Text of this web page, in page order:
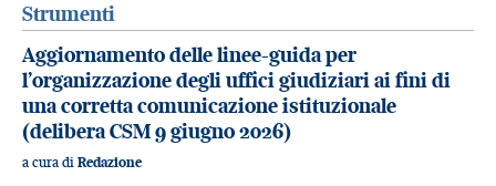
Strumenti
Aggiornamento delle linee-guida per
l’organizzazione degli uffici giudiziari ai fini di
una corretta comunicazione istituzionale
(delibera CSM 9 giugno 2026)
a cura di Redazione